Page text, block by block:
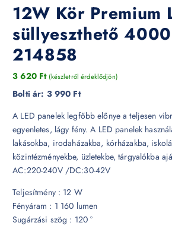
12W Kör Premium
süllyeszthető
214858
3 620 Ft (készletről érdeklődjön)
Bolti ár: 3 990 Ft
A LED panelek legfőbb előnye a teljesen
egyenletes, lágy fény. A LED panelek
lakásokba, irodaházakba, kórházakba,
közintézményekbe, üzletekbe, tárgyalókba
AC:220-240V /DC:30-42V
Teljesítmény : 12 W
Fényáram : 1 160 lumen
Sugárzási szög : 120 °